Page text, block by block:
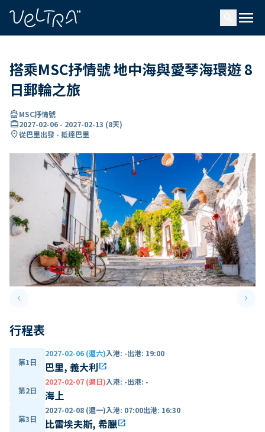
menu
搭乘MSC抒情號 地中海與愛琴海環遊 8
日郵輪之旅
directions_boatMSC抒情號
card_travel2027-02-06 - 2027-02-13 (8天)
location_on從巴里出發 - 抵達巴里
keyboard_arrow_leftPrevious slide keyboard_arrow_right
行程表
第1日
2027-02-06 (週六)入港: -出港: 19:00
巴里, 義大利open_in_new
第2日
2027-02-07 (週日)入港: -出港: -
海上
第3日
2027-02-08 (週一)入港: 07:00出港: 16:30
比雷埃夫斯, 希臘open_in_new